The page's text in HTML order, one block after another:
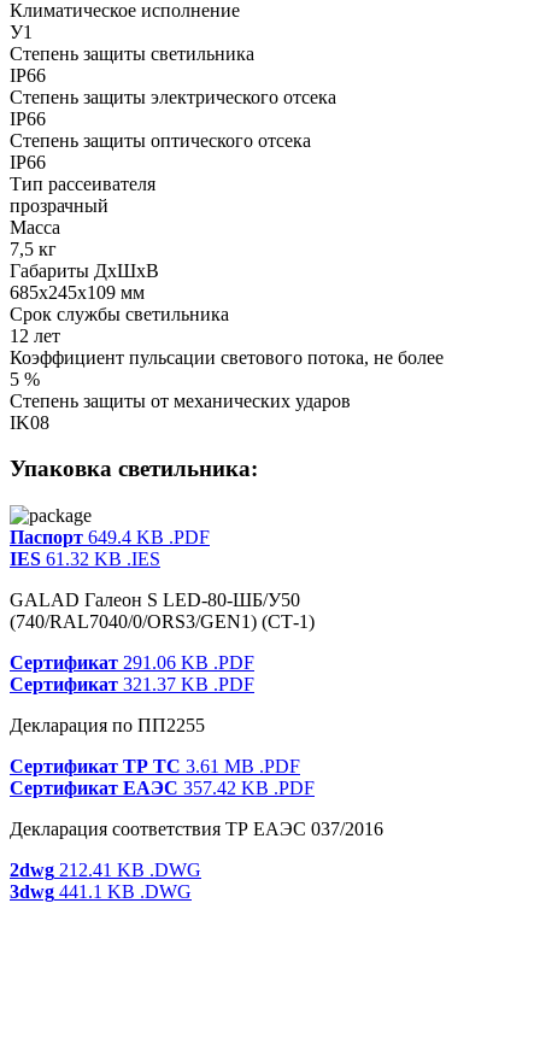
Климатическое исполнение
У1
Степень защиты светильника
IP66
Степень защиты электрического отсека
IP66
Степень защиты оптического отсека
IP66
Тип рассеивателя
прозрачный
Масса
7,5 кг
Габариты ДхШхВ
685x245x109 мм
Срок службы светильника
12 лет
Коэффициент пульсации светового потока, не более
5 %
Степень защиты от механических ударов
IK08
Упаковка светильника:
Паспорт 649.4 KB .PDF
IES 61.32 KB .IES
GALAD Галеон S LED-80-ШБ/У50
(740/RAL7040/0/ORS3/GEN1) (СТ-1)
Сертификат 291.06 KB .PDF
Сертификат 321.37 KB .PDF
Декларация по ПП2255
Сертификат ТР ТС 3.61 MB .PDF
Сертификат ЕАЭС 357.42 KB .PDF
Декларация соответствия ТР ЕАЭС 037/2016
2dwg 212.41 KB .DWG
3dwg 441.1 KB .DWG